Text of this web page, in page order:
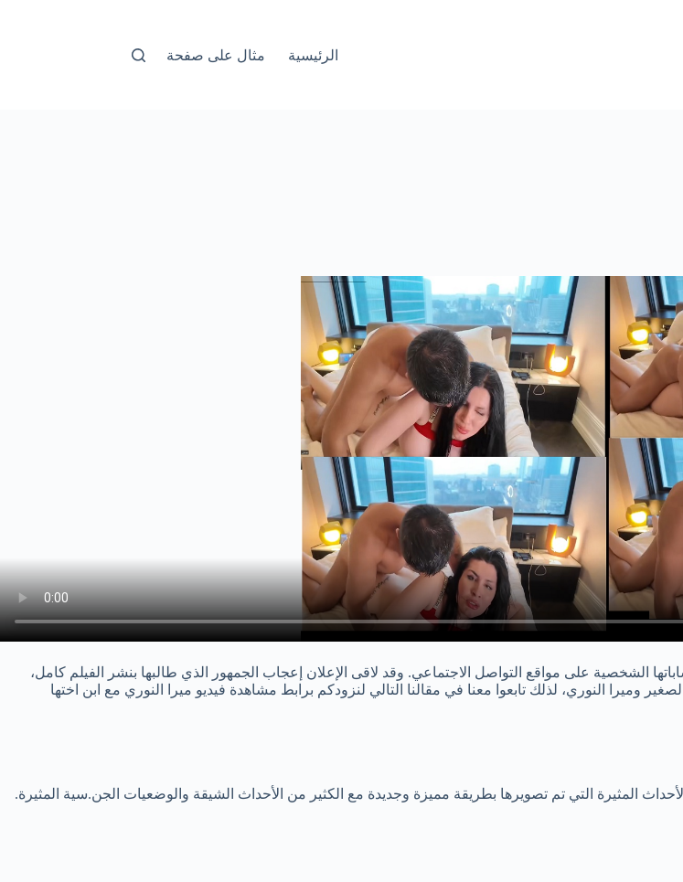
الرئيسية مثال على صفحة
الشخصية على مواقع التواصل الاجتماعي. وقد لاقى الإعلان إعجاب الجمهور الذي طالبها بنشر الفيلم كامل،
النوري، لذلك تابعوا معنا في مقالنا التالي لنزودكم برابط مشاهدة فيديو ميرا النوري مع ابن اختها